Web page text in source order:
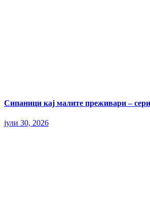
Сипаници кај малите преживари –
јули 30, 2026